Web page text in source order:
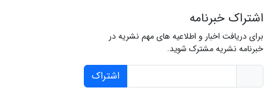
اشتراک خبرنامه
برای دریافت اخبار و اطلاعیه های مهم نشریه در
خبرنامه نشریه مشترک شوید.
اشتراک